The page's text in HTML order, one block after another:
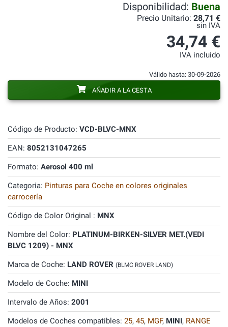
Código de Producto: VCD-BLVC-MNX
EAN: 8052131047265
Formato: Aerosol 400 ml
Categoria: Pinturas para Coche en colores originales
carrocería
Código de Color Original : MNX
Nombre del Color: PLATINUM-BIRKEN-SILVER MET.(VEDI
BLVC 1209) - MNX
Marca de Coche: LAND ROVER (BLMC ROVER LAND)
Modelo de Coche: MINI
Intervalo de Años: 2001
Modelos de Coches compatibles: 25, 45, MGF, MINI, RANGE
Disponibilidad: Buena
Precio Unitario: 28,71 €
sin IVA
34,74 €
IVA incluido
Válido hasta: 30-09-2026
AÑADIR A LA CESTA